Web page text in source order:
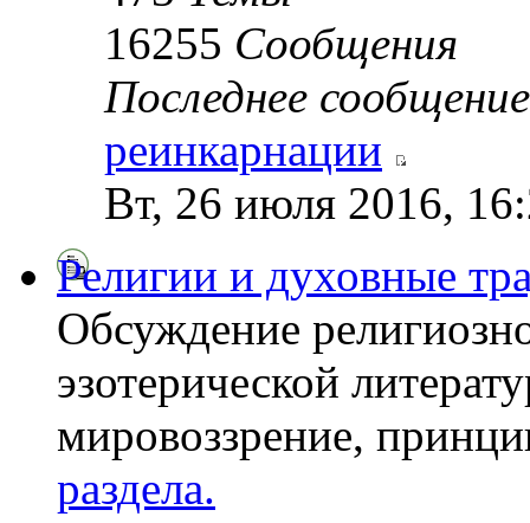
16255 Сообщения
Последнее сообщение
реинкарнации
Вт, 26 июля 2016,
Религии и духовные
Обсуждение
эзотерической
мировоззрение,
раздела.